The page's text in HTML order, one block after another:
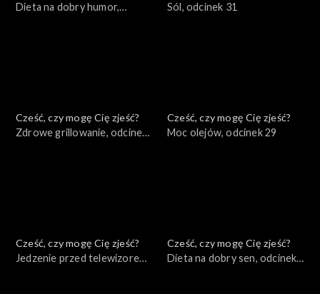
Dieta na dobry humor,
Sól, odcinek 31
Cześć, czy mogę Cię zjeść?
Zdrowe grillowanie, odcinek
Cześć, czy mogę Cię zjeść?
Moc olejów, odcinek 29
Cześć, czy mogę Cię zjeść?
Jedzenie przed telewizorem,
Cześć, czy mogę Cię zjeść?
Dieta na dobry sen, odcinek